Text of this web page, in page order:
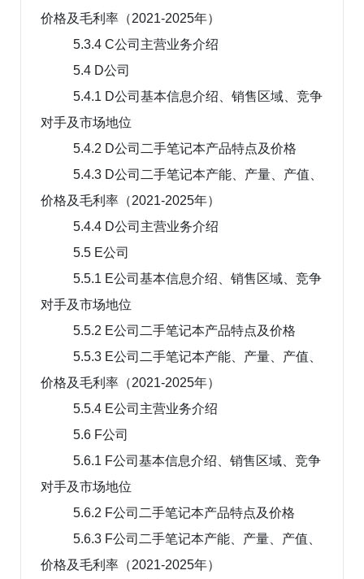
价格及毛利率（2021-2025年）
5.3.4 C公司主营业务介绍
5.4 D公司
5.4.1 D公司基本信息介绍、销售区域、竞争
对手及市场地位
5.4.2 D公司二手笔记本产品特点及价格
5.4.3 D公司二手笔记本产能、产量、产值、
价格及毛利率（2021-2025年）
5.4.4 D公司主营业务介绍
5.5 E公司
5.5.1 E公司基本信息介绍、销售区域、竞争
对手及市场地位
5.5.2 E公司二手笔记本产品特点及价格
5.5.3 E公司二手笔记本产能、产量、产值、
价格及毛利率（2021-2025年）
5.5.4 E公司主营业务介绍
5.6 F公司
5.6.1 F公司基本信息介绍、销售区域、竞争
对手及市场地位
5.6.2 F公司二手笔记本产品特点及价格
5.6.3 F公司二手笔记本产能、产量、产值、
价格及毛利率（2021-2025年）